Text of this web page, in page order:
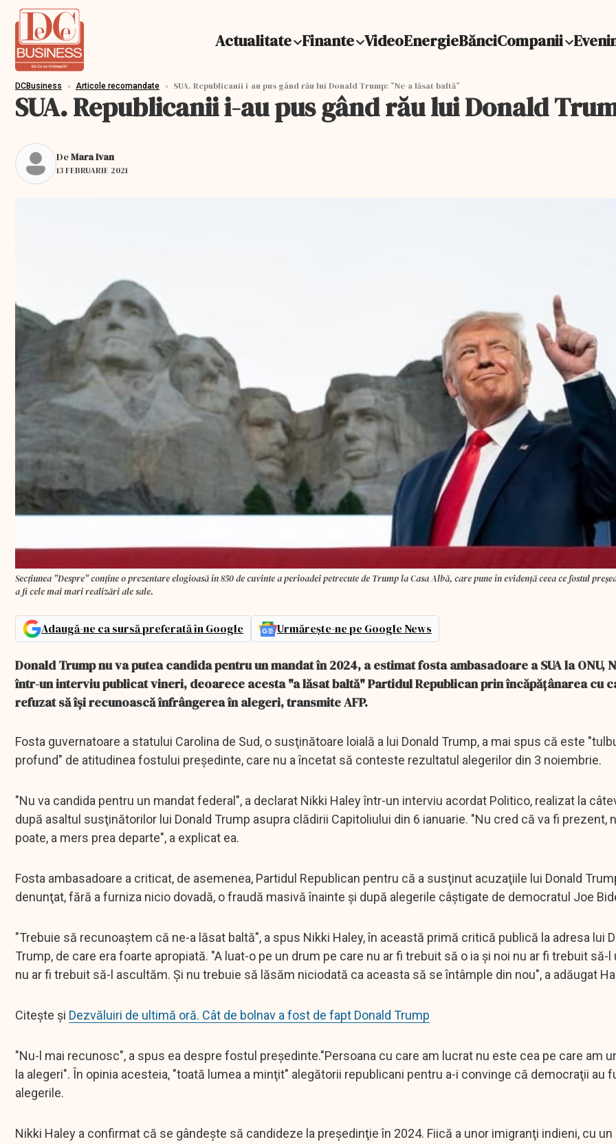
Actualitate Finante VideoEnergieBănciCompanii
DCBusiness › Articole recomandate › SUA. Republicanii i-au pus gând rău lui Donald Trump: ”Ne-a lăsat baltă”
SUA. Republicanii i-au pus gând rău lui Donald
DeMara Ivan
13 FEBRUARIE 2021
Secţiunea "Despre" conţine o prezentare elogioasă în 850 de cuvinte a perioadei petrecute de Trump la Casa Albă, care pune în evidenţă ceea ce fostul
a fi cele mai mari realizări ale sale.
Adaugă-ne ca sursă preferată în Google Urmărește-ne pe Google News
Donald Trump nu va putea candida pentru un mandat în 2024, a estimat fosta ambasadoare a SUA la ONU,
într-un interviu publicat vineri, deoarece acesta "a lăsat baltă" Partidul Republican prin încăpăţânarea cu
refuzat să îşi recunoască înfrângerea în alegeri, transmite AFP.
Fosta guvernatoare a statului Carolina de Sud, o susţinătoare loială a lui Donald Trump, a mai spus că este
profund" de atitudinea fostului preşedinte, care nu a încetat să conteste rezultatul alegerilor din 3 noiembrie.
"Nu va candida pentru un mandat federal", a declarat Nikki Haley într-un interviu acordat Politico, realizat la
după asaltul susţinătorilor lui Donald Trump asupra clădirii Capitoliului din 6 ianuarie. "Nu cred că va fi prezent,
poate, a mers prea departe", a explicat ea.
Fosta ambasadoare a criticat, de asemenea, Partidul Republican pentru că a susţinut acuzaţiile lui Donald
denunţat, fără a furniza nicio dovadă, o fraudă masivă înainte şi după alegerile câştigate de democratul Joe
"Trebuie să recunoaştem că ne-a lăsat baltă", a spus Nikki Haley, în această primă critică publică la adresa lui
Trump, de care era foarte apropiată. "A luat-o pe un drum pe care nu ar fi trebuit să o ia şi noi nu ar fi trebuit să-l
nu ar fi trebuit să-l ascultăm. Şi nu trebuie să lăsăm niciodată ca aceasta să se întâmple din nou", a adăugat
Citește și Dezvăluiri de ultimă oră. Cât de bolnav a fost de fapt Donald Trump
"Nu-l mai recunosc", a spus ea despre fostul preşedinte."Persoana cu care am lucrat nu este cea pe care am
la alegeri". În opinia acesteia, "toată lumea a minţit" alegătorii republicani pentru a-i convinge că democraţii au
alegerile.
Nikki Haley a confirmat că se gândeşte să candideze la preşedinţie în 2024. Fiică a unor imigranţi indieni, cu